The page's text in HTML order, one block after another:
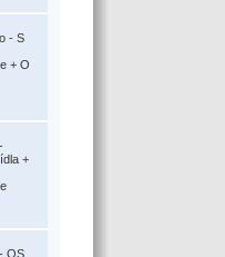
- S
+ O
+
OS